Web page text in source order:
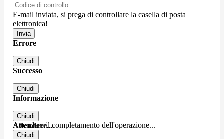
E-mail inviata, si prega di controllare la casella di posta
elettronica!
Errore
Chiudi
Successo
Chiudi
Informazione
Chiudi
Attendere...
Attendere il completamento dell'operazione...
Chiudi